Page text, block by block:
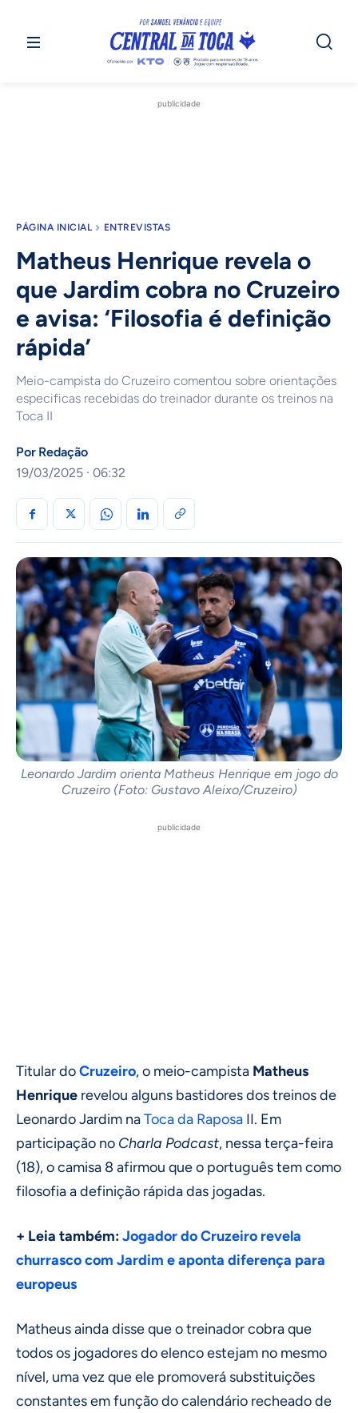
publicidade
PÁGINA INICIAL ENTREVISTAS
Matheus Henrique revela o
que Jardim cobra no Cruzeiro
e avisa: ‘Filosofia é definição
rápida’
Meio-campista do Cruzeiro comentou sobre orientações
especificas recebidas do treinador durante os treinos na
Toca II
Por Redação
19/03/2025 · 06:32
Leonardo Jardim orienta Matheus Henrique em jogo do
Cruzeiro (Foto: Gustavo Aleixo/Cruzeiro)
publicidade
Titular doCruzeiro, o meio-campista Matheus
Henrique revelou alguns bastidores dos treinos de
Leonardo Jardim naToca da Raposa II. Em
participação no Charla Podcast, nessa terça-feira
(18), o camisa 8 afirmou que o português tem como
filosofia a definição rápida das jogadas.
+ Leia também:Jogador do Cruzeiro revela
churrasco com Jardim e aponta diferença para
europeus
Matheus ainda disse que o treinador cobra que
todos os jogadores do elenco estejam no mesmo
nível, uma vez que ele promoverá substituições
constantes em função do calendário recheado de